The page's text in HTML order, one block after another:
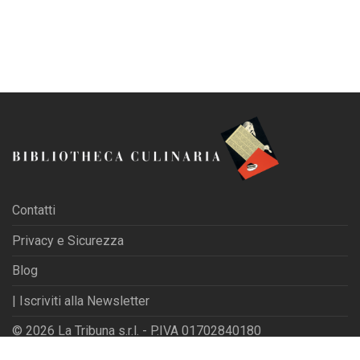
Contatti
Privacy e Sicurezza
Blog
| Iscriviti alla Newsletter
© 2026 La Tribuna s.r.l. - P.IVA 01702840180